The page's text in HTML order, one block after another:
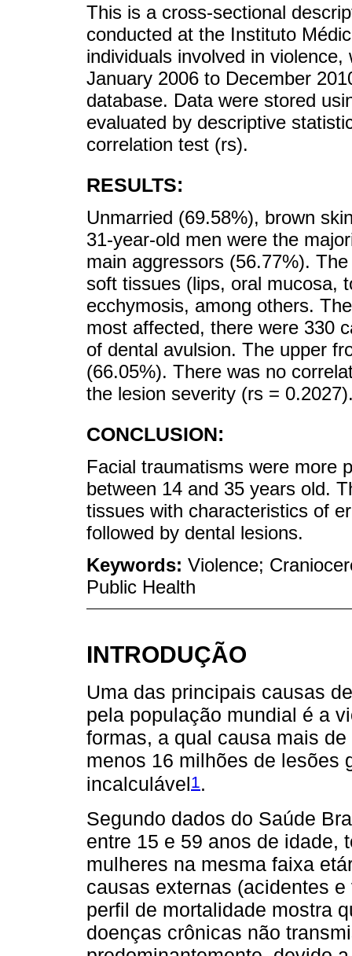
This is a cross-sectional
conducted at the Instituto
individuals involved in
January 2006 to December
database. Data were stored
evaluated by descriptive
correlation test (rs).
RESULTS:
Unmarried (69.58%), brown
31-year-old men were the
main aggressors (56.77%).
soft tissues (lips, oral mucosa,
ecchymosis, among others.
most affected, there were 330
of dental avulsion. The upper
(66.05%). There was no
the lesion severity (rs =
CONCLUSION:
Facial traumatisms were more
between 14 and 35 years old.
tissues with characteristics of
followed by dental lesions.
Keywords: Violence;
Public Health
INTRODUÇÃO
Uma das principais causas
pela população mundial é a
formas, a qual causa mais
menos 16 milhões de lesões
incalculável1 .
Segundo dados do Saúde
entre 15 e 59 anos de idade,
mulheres na mesma faixa
causas externas (acidentes
perfil de mortalidade mostra
doenças crônicas não